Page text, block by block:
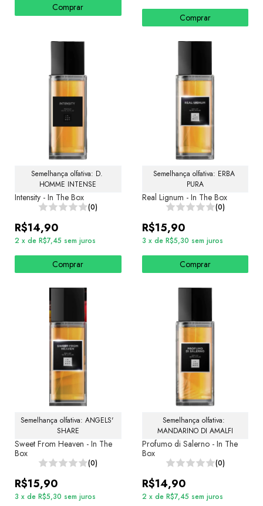
Comprar
Comprar
Semelhança olfativa: D.
HOMME INTENSE
Intensity - In The Box
(0)
R$14,90
2 x de R$7,45 sem juros
Comprar
Semelhança olfativa: ERBA
PURA
Real Lignum - In The Box
(0)
R$15,90
3 x de R$5,30 sem juros
Comprar
Semelhança olfativa: ANGELS'
SHARE
Sweet From Heaven - In The
Box
(0)
R$15,90
3 x de R$5,30 sem juros
Semelhança olfativa:
MANDARINO DI AMALFI
Profumo di Salerno - In The
Box
(0)
R$14,90
2 x de R$7,45 sem juros